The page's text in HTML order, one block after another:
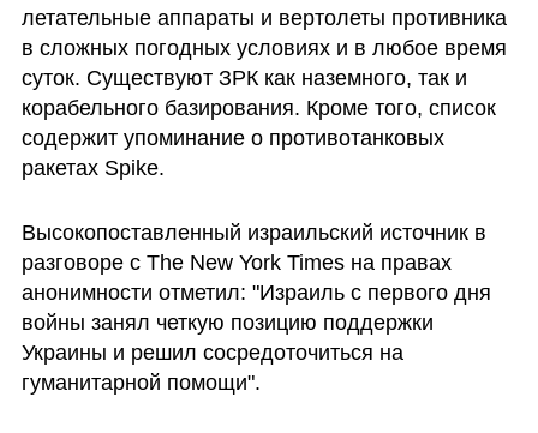
летательные аппараты и вертолеты противника
в сложных погодных условиях и в любое время
суток. Существуют ЗРК как наземного, так и
корабельного базирования. Кроме того, список
содержит упоминание о противотанковых
ракетах Spike.
Высокопоставленный израильский источник в
разговоре с The New York Times на правах
анонимности отметил: "Израиль с первого дня
войны занял четкую позицию поддержки
Украины и решил сосредоточиться на
гуманитарной помощи".